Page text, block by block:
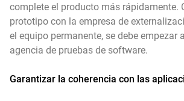
complete el producto más rápidamente.
prototipo con la empresa de
el equipo permanente, se debe empezar
agencia de pruebas de software.
Garantizar la coherencia con las